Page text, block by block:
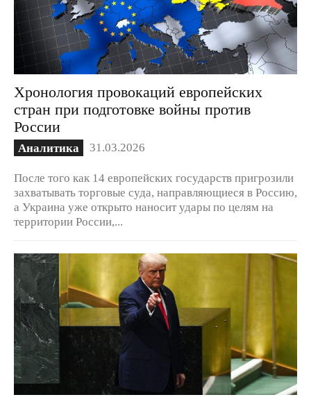
Хронология провокаций европейских
стран при подготовке войны против
России
Аналитика 31.03.2026
После того как 14 европейских государств пригрозили
захватывать торговые суда, направляющиеся в Россию,
а Украина уже открыто наносит удары по целям на
территории России,...